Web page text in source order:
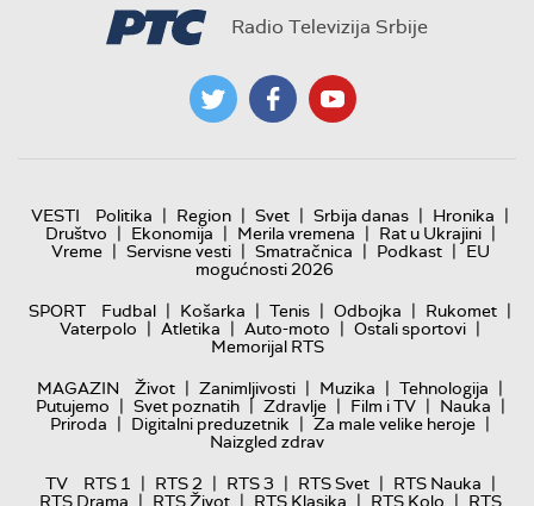
Radio Televizija Srbije
VESTI Politika | Region | Svet | Srbija danas | Hronika |
Društvo | Ekonomija | Merila vremena | Rat u Ukrajini |
Vreme | Servisne vesti | Smatračnica | Podkast | EU
mogućnosti 2026
SPORT
Fudbal | Košarka | Tenis | Odbojka | Rukomet |
Vaterpolo | Atletika | Auto-moto | Ostali sportovi |
Memorijal RTS
MAGAZIN
Život | Zanimljivosti | Muzika | Tehnologija |
Putujemo | Svet poznatih | Zdravlje | Film i TV | Nauka |
Priroda | Digitalni preduzetnik | Za male velike heroje |
Naizgled zdrav
TV
RTS 1 | RTS 2 | RTS 3 | RTS Svet | RTS Nauka |
RTS Drama RTS Život RTS Klasika RTS Kolo RTS